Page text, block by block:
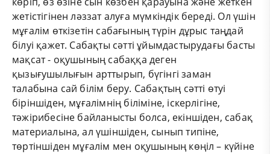
жетістігінен ләззат алуға мүмкіндік береді. Ол үшін
мұғалім өткізетін сабағының түрін дұрыс таңдай
білуі қажет. Сабақты сәтті ұйымдастырудағы басты
мақсат - оқушының сабаққа деген
қызығушылығын арттырып, бүгінгі заман
талабына сай білім беру. Сабақтың сәтті өтуі
біріншіден, мұғалімнің біліміне, іскерлігіне,
тәжірибесіне байланысты болса, екіншіден, сабақ
материалына, ал үшіншіден, сынып типіне,
төртіншіден мұғалім мен оқушының көңіл – күйіне